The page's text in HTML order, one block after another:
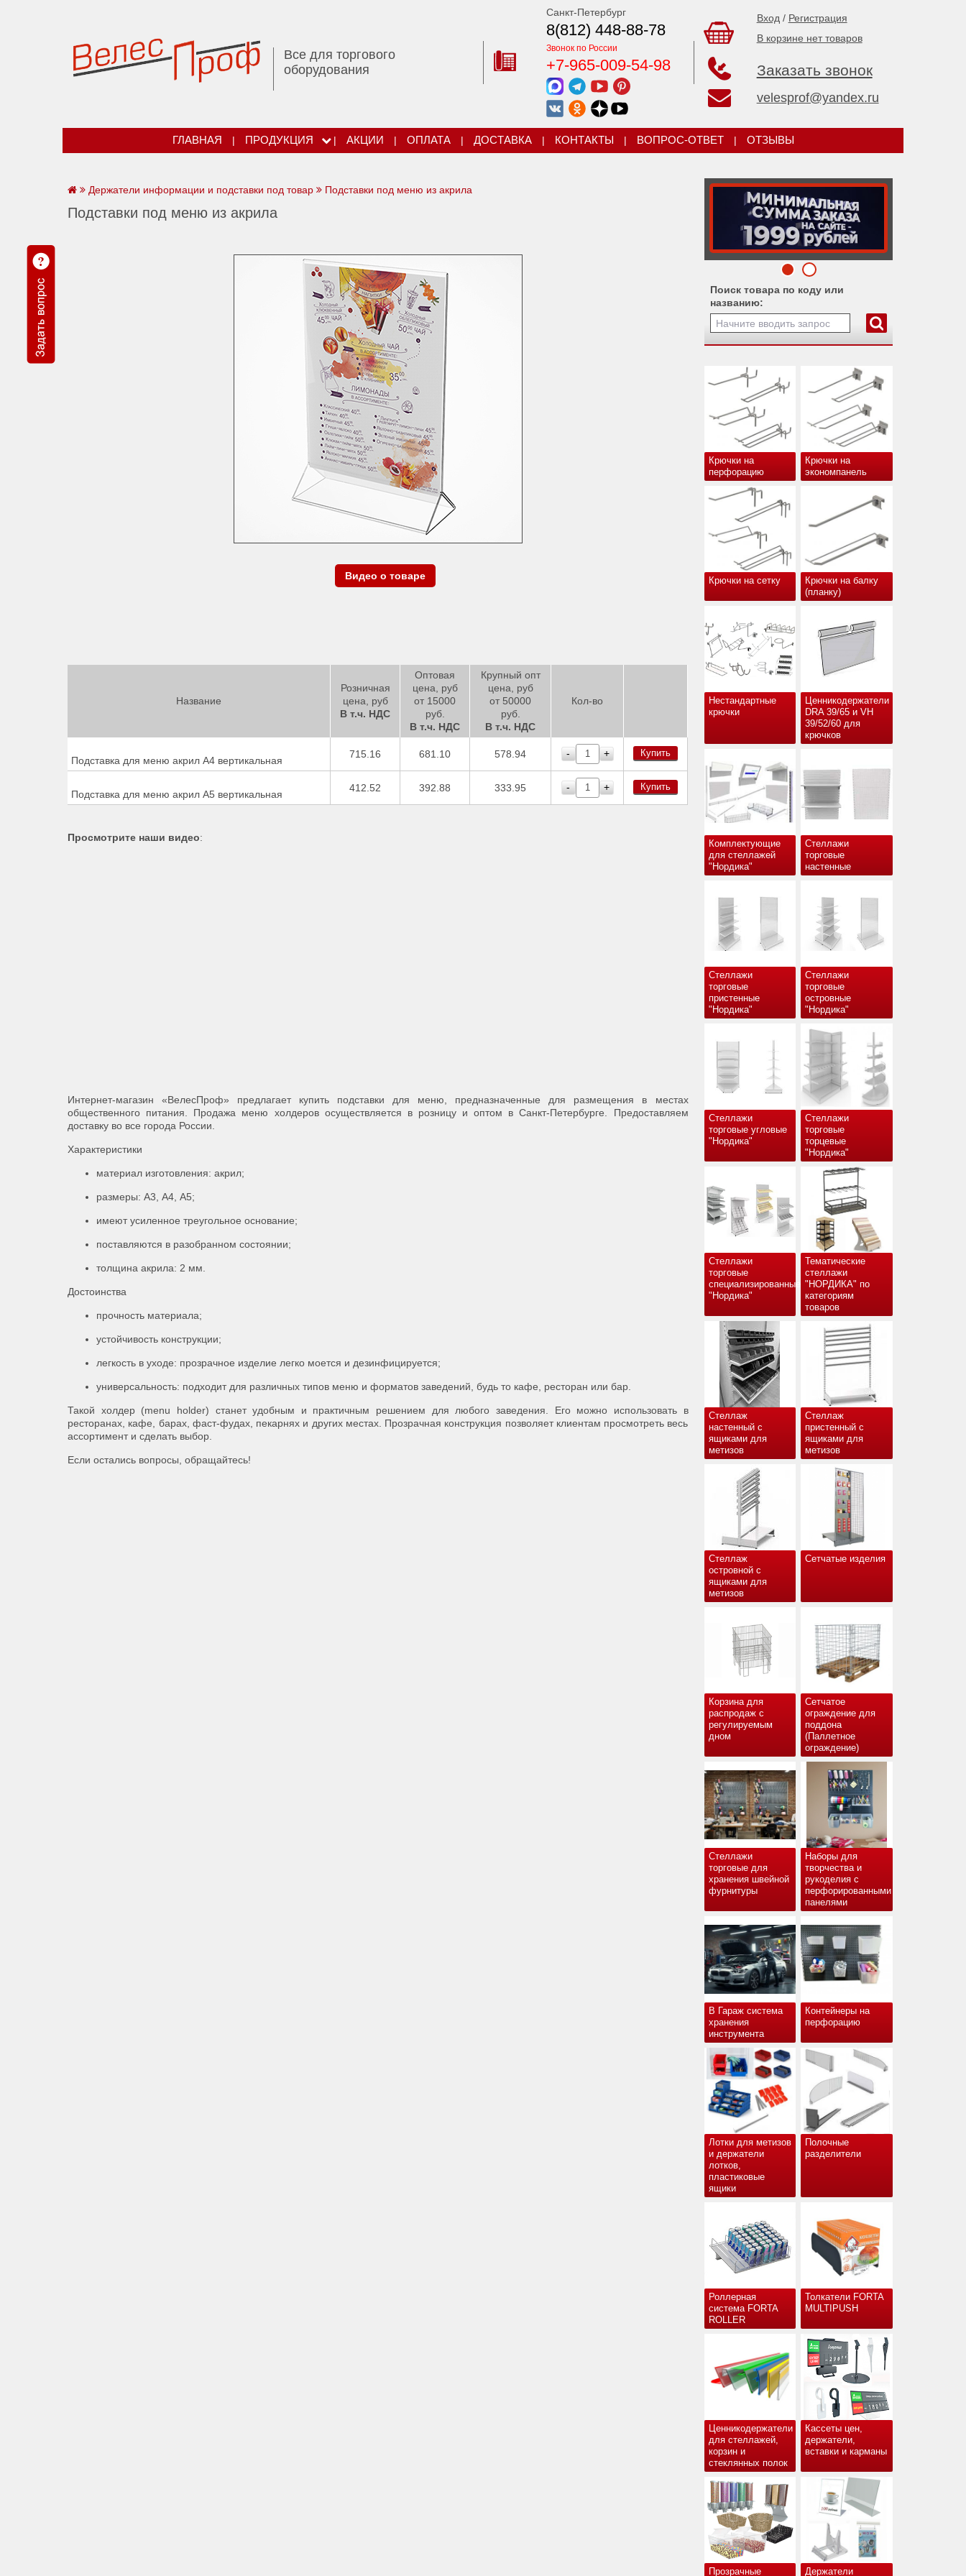
Все для торгового
оборудования
Санкт-Петербург
8(812) 448-88-78
Звонок по России
+7-965-009-54-98
Вход / Регистрация
В корзине нет товаров
Заказать звонок
velesprof@yandex.ru
ГЛАВНАЯ | ПРОДУКЦИЯ | АКЦИИ | ОПЛАТА | ДОСТАВКА | КОНТАКТЫ | ВОПРОС-ОТВЕТ | ОТЗЫВЫ
Поиск товара по коду или
названию:
Крючки на
перфорацию
Крючки на
экономпанель
Крючки на сетку
Крючки на балку
(планку)
Нестандартные
крючки
Ценникодержатели
DRA 39/65 и VH
39/52/60 для
крючков
Комплектующие
для стеллажей
"Нордика"
Стеллажи
торговые
настенные
Стеллажи
торговые
пристенные
"Нордика"
Стеллажи
торговые
островные
"Нордика"
Стеллажи
торговые угловые
"Нордика"
Стеллажи
торговые
торцевые
"Нордика"
Стеллажи
торговые
специализированные
"Нордика"
Тематические
стеллажи
"НОРДИКА" по
категориям
товаров
Стеллаж
настенный с
ящиками для
метизов
Стеллаж
пристенный с
ящиками для
метизов
Стеллаж
островной с
ящиками для
метизов
Сетчатые изделия
Корзина для
распродаж с
регулируемым
дном
Сетчатое
ограждение для
поддона
(Паллетное
ограждение)
Стеллажи
торговые для
хранения швейной
фурнитуры
Наборы для
творчества и
рукоделия с
перфорированными
панелями
В Гараж система
хранения
инструмента
Контейнеры на
перфорацию
Лотки для метизов
и держатели
лотков,
пластиковые
ящики
Полочные
разделители
Роллерная
система FORTA
ROLLER
Толкатели FORTA
MULTIPUSH
Ценникодержатели
для стеллажей,
корзин и
стеклянных полок
Кассеты цен,
держатели,
вставки и карманы
Прозрачные Держатели
Держатели информации и подставки под товар Подставки под меню из акрила
Подставки под меню из акрила
Видео о товаре
Название
Розничная
цена, руб
В т.ч. НДС
Оптовая
цена, руб
от 15000
руб.
В т.ч. НДС
Крупный опт
цена, руб
от 50000
руб.
В т.ч. НДС
Кол-во
Подставка для меню акрил А4 вертикальная
715.16 681.10 578.94 - + Купить
Подставка для меню акрил А5 вертикальная
412.52 392.88 333.95 - + Купить
Просмотрите наши видео:
Интернет-магазин «ВелесПроф» предлагает купить подставки для меню, предназначенные для размещения в местах
общественного питания. Продажа меню холдеров осуществляется в розницу и оптом в Санкт-Петербурге. Предоставляем
доставку во все города России.
Характеристики
материал изготовления: акрил;
размеры: А3, А4, А5;
имеют усиленное треугольное основание;
поставляются в разобранном состоянии;
толщина акрила: 2 мм.
Достоинства
прочность материала;
устойчивость конструкции;
легкость в уходе: прозрачное изделие легко моется и дезинфицируется;
универсальность: подходит для различных типов меню и форматов заведений, будь то кафе, ресторан или бар.
Такой холдер (menu holder) станет удобным и практичным решением для любого заведения. Его можно использовать в
ресторанах, кафе, барах, фаст-фудах, пекарнях и других местах. Прозрачная конструкция позволяет клиентам просмотреть весь
ассортимент и сделать выбор.
Если остались вопросы, обращайтесь!